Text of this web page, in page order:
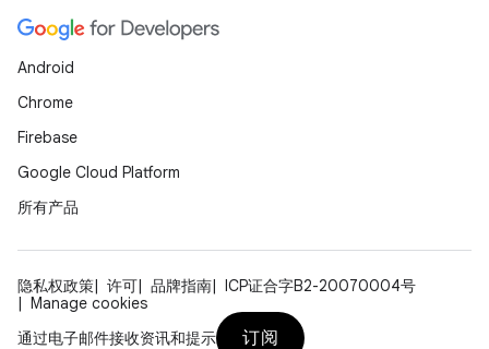
Android
Chrome
Firebase
Google Cloud Platform
所有产品
隐私权政策 许可 品牌指南
ICP证合字B2-20070004号
Manage cookies
通过电子邮件接收资讯和提示
订阅